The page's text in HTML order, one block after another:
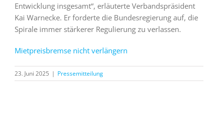
Entwicklung insgesamt“, erläuterte Verbandspräsident
Kai Warnecke. Er forderte die Bundesregierung auf, die
Spirale immer stärkerer Regulierung zu verlassen.
Mietpreisbremse nicht verlängern
23. Juni 2025 | Pressemitteilung